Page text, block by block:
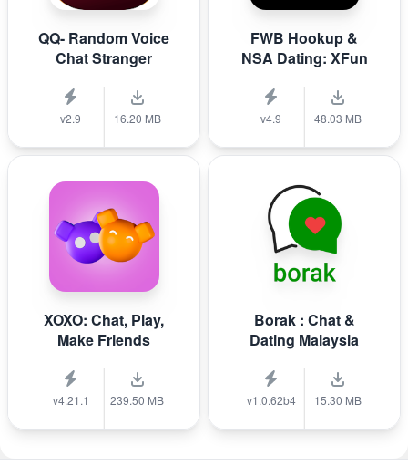
QQ- Random Voice
Chat Stranger
v2.9 16.20 MB
FWB Hookup &
NSA Dating: XFun
v4.9 48.03 MB
XOXO: Chat, Play,
Make Friends
v4.21.1 239.50 MB
Borak : Chat &
Dating Malaysia
v1.0.62b4 15.30 MB